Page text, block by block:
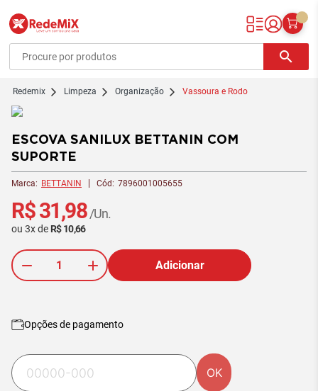
Redemix – Supermercado Online
search
redemix Limpeza Organização Vassoura e Rodo
ESCOVA SANILUX BETTANIN COM
SUPORTE
Marca: BETTANIN Cód: 7896001005655
R$ 31,98 /Un.
ou 3xde R$ 10,66
Adicionar
Opções de pagamento
OK